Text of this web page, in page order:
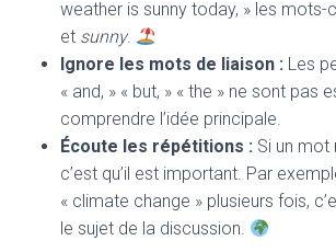
weather is sunny today, » les mots-
et sunny.
Ignore les mots de liaison : Les
« and, » « but, » « the » ne sont pas
comprendre l’idée principale.
Écoute les répétitions : Si un mot
c’est qu’il est important. Par
« climate change » plusieurs fois,
le sujet de la discussion.